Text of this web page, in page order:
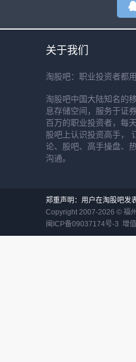
关于我们
淘股吧：职业投资者都
淘股吧中国大陆知名的
息存储空间，服务于证
百万的职业投资者，每
股吧上认识投资高手，
论、股吧、高手操盘、
沟通。
郑重声明：用户在淘股吧发
Copyright 2007-2026 © 福
闽ICP备09037174号-3 增